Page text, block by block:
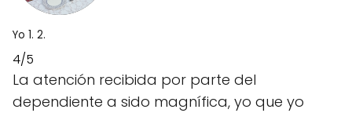
Yo 1. 2.
4/5
La atención recibida por parte del
dependiente a sido magnífica, yo que yo